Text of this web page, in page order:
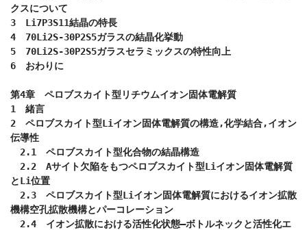
クスについて
3　Li7P3S11結晶の特長
4　70Li2S-30P2S5ガラスの結晶化挙動
5　70Li2S-30P2S5ガラスセラミックスの特性向上
6　おわりに
第4章　ペロブスカイト型リチウムイオン固体電解質
1　緒言
2　ペロブスカイト型Liイオン固体電解質の構造,化学結合,イオン
伝導性
2.1　ペロブスカイト型化合物の結晶構造
2.2　Aサイト欠陥をもつペロブスカイト型Liイオン固体電解質
とLi位置
2.3　ペロブスカイト型Liイオン固体電解質におけるイオン拡散
機構空孔拡散機構とパーコレーション
2.4　イオン拡散における活性化状態―ボトルネックと活性化エ